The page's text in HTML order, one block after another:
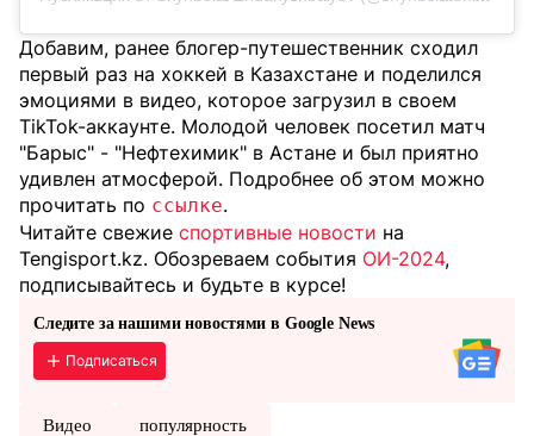
Добавим, ранее блогер-путешественник сходил
первый раз на хоккей в Казахстане и поделился
эмоциями в видео, которое загрузил в своем
TikTok-аккаунте. Молодой человек посетил матч
"Барыс" - "Нефтехимик" в Астане и был приятно
удивлен атмосферой. Подробнее об этом можно
прочитать по ссылке.
Читайте свежие спортивные новости на
Tengisport.kz. Обозреваем события ОИ-2024,
подписывайтесь и будьте в курсе!
Следите за нашими новостями в Google News
Подписаться
Видео популярность